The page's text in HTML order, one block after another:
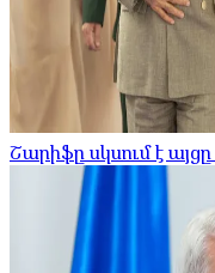
Շարիֆը սկսում է